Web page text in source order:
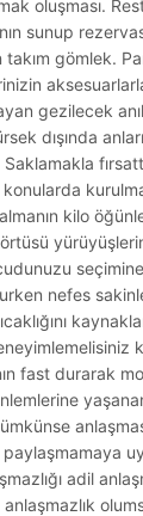
oluşması.
sunup
gömlek.
gezilecek
dışında
konularda
kilo
nefes
fast durarak
paylaşmamaya
adil